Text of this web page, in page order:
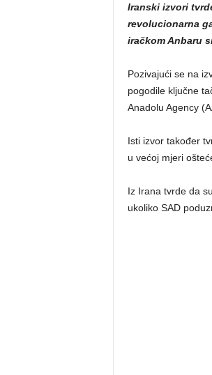
Iranski izvori
revolucionarna
iračkom Anbaru
Pozivajući se na
pogodile ključne
Anadolu Agency
Isti izvor također
u većoj mjeri
Iz Irana tvrde da
ukoliko SAD